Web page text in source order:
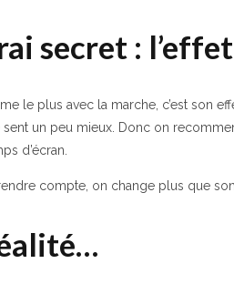
secret :
le plus avec la marche, c’est son
sent un peu mieux. Donc on
d’écran.
rendre compte, on change plus que